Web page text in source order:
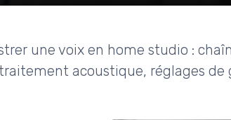
une voix en home studio :
acoustique, réglages